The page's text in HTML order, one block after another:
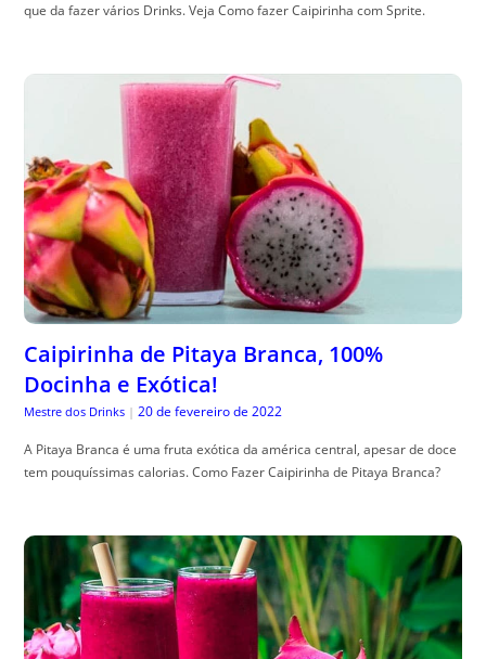
que da fazer vários Drinks. Veja Como fazer Caipirinha com Sprite.
Caipirinha de Pitaya Branca, 100%
Docinha e Exótica!
Mestre dos Drinks | 20 de fevereiro de 2022
A Pitaya Branca é uma fruta exótica da américa central, apesar de doce
tem pouquíssimas calorias. Como Fazer Caipirinha de Pitaya Branca?